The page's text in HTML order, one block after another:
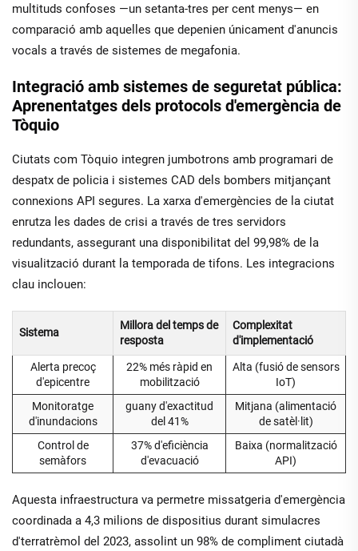
multituds confoses —un setanta-tres per cent menys— en
comparació amb aquelles que depenien únicament d'anuncis
vocals a través de sistemes de megafonia.
Integració amb sistemes de seguretat pública:
Aprenentatges dels protocols d'emergència de
Tòquio
Ciutats com Tòquio integren jumbotrons amb programari de
despatx de policia i sistemes CAD dels bombers mitjançant
connexions API segures. La xarxa d'emergències de la ciutat
enrutza les dades de crisi a través de tres servidors
redundants, assegurant una disponibilitat del 99,98% de la
visualització durant la temporada de tifons. Les integracions
clau inclouen:
Sistema
Millora del temps de
resposta
Complexitat
d'implementació
Alerta precoç
d'epicentre
22% més ràpid en
mobilització
Alta (fusió de sensors
IoT)
Monitoratge
d'inundacions
guany d'exactitud
del 41%
Mitjana (alimentació
de satèl·lit)
Control de
semàfors
37% d'eficiència
d'evacuació
Baixa (normalització
API)
Aquesta infraestructura va permetre missatgeria d'emergència
coordinada a 4,3 milions de dispositius durant simulacres
d'terratrèmol del 2023, assolint un 98% de compliment ciutadà